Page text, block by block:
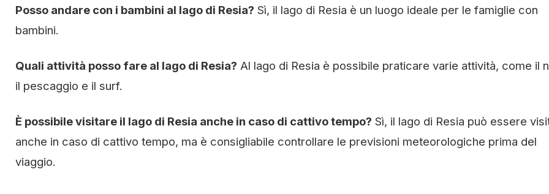
Posso andare con i bambini al lago di Resia? Sì, il lago di Resia è un luogo ideale per le famiglie con
bambini.
Quali attività posso fare al lago di Resia? Al lago di Resia è possibile praticare varie attività, come il
il pescaggio e il surf.
È possibile visitare il lago di Resia anche in caso di cattivo tempo? Sì, il lago di Resia può essere
anche in caso di cattivo tempo, ma è consigliabile controllare le previsioni meteorologiche prima del
viaggio.